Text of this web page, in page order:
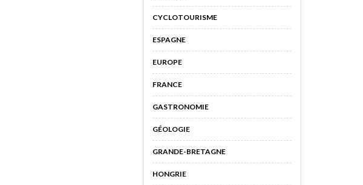
CYCLOTOURISME
ESPAGNE
EUROPE
FRANCE
GASTRONOMIE
GÉOLOGIE
GRANDE-BRETAGNE
HONGRIE